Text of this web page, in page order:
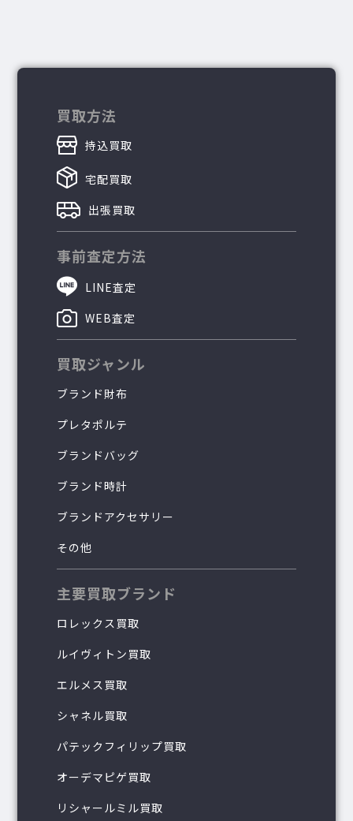
買取方法
持込買取
宅配買取
出張買取
事前査定方法
LINE査定
WEB査定
買取ジャンル
ブランド財布
プレタポルテ
ブランドバッグ
ブランド時計
ブランドアクセサリー
その他
主要買取ブランド
ロレックス買取
ルイヴィトン買取
エルメス買取
シャネル買取
パテックフィリップ買取
オーデマピゲ買取
リシャールミル買取